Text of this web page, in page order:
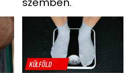
KÜLFÖLD